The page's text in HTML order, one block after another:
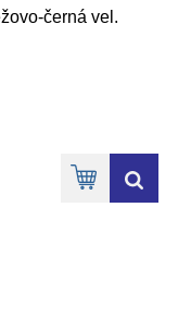
černá vel.